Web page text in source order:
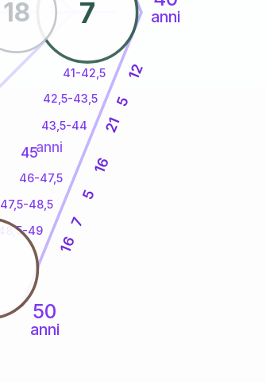
anni
50
anni
41-42,5
42,5-43,5
43,5-44
46-47,5
47,5-48,5
48,5-49
12
5
21
16
5
7
16
7
18
45anni